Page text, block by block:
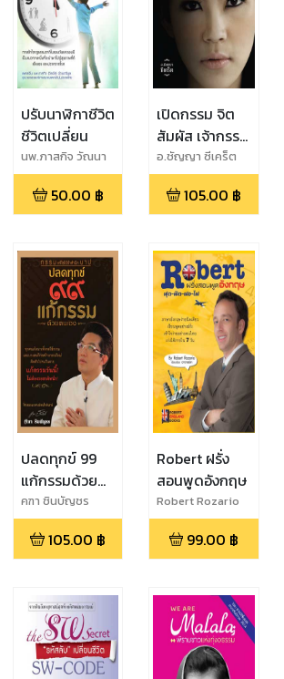
ปรับนาฬิกาชีวิต
ชีวิตเปลี่ยน
นพ.ภาสกิจ วัณนา
วิบูล
50.00 ฿
เปิดกรรม จิต
สัมผัส เจ้ากรรม
นายเวร
อ.ชัญญา ซีเคร็ต
105.00 ฿
ปลดทุกข์ 99
แก้กรรมด้วย
ตนเอง
คฑา ชินบัญชร
105.00 ฿
Robert ฝรั่ง
สอนพูดอังกฤษ
Robert Rozario
99.00 ฿